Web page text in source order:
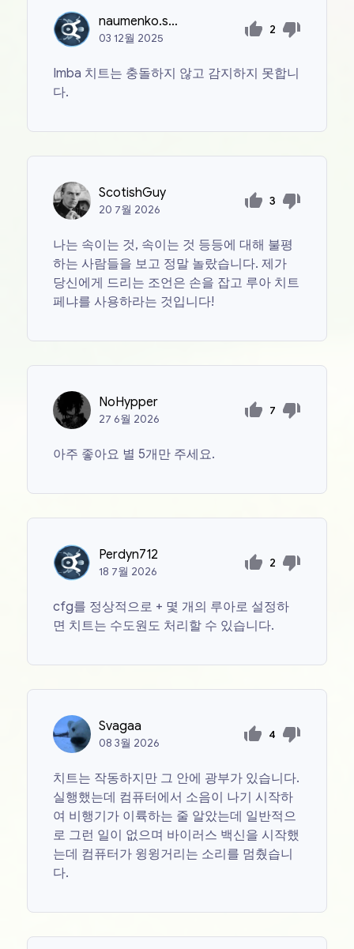
naumenko.strannik2011
0312월 2025
2
Imba 치트는 충돌하지 않고 감지하지 못합니
다.
ScotishGuy
20 7월 2026
3
나는 속이는 것, 속이는 것 등등에 대해 불평
하는 사람들을 보고 정말 놀랐습니다. 제가
당신에게 드리는 조언은 손을 잡고 루아 치트
페냐를 사용하라는 것입니다!
NoHypper
27 6월 2026
7
아주 좋아요 별 5개만 주세요.
Perdyn712
18 7월 2026
2
cfg를 정상적으로 + 몇 개의 루아로 설정하
면 치트는 수도원도 처리할 수 있습니다.
Svagaa
083월 2026
4
치트는 작동하지만 그 안에 광부가 있습니다.
실행했는데 컴퓨터에서 소음이 나기 시작하
여 비행기가 이륙하는 줄 알았는데 일반적으
로 그런 일이 없으며 바이러스 백신을 시작했
는데 컴퓨터가 윙윙거리는 소리를 멈췄습니
다.